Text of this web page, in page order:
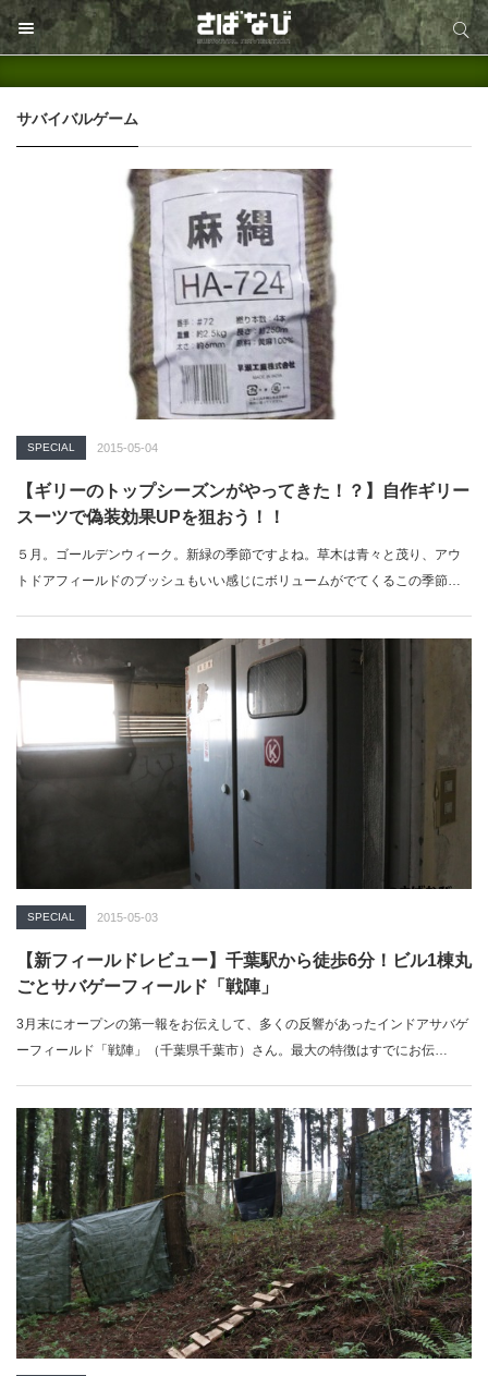
サイト内検索
サバイバルゲーム
SPECIAL 2015-05-04
【ギリーのトップシーズンがやってきた！？】自作ギリー
スーツで偽装効果UPを狙おう！！
５月。ゴールデンウィーク。新緑の季節ですよね。草木は青々と茂り、アウ
トドアフィールドのブッシュもいい感じにボリュームがでてくるこの季節、
SPECIAL 2015-05-03
【新フィールドレビュー】千葉駅から徒歩6分！ビル1棟丸
ごとサバゲーフィールド「戦陣」
3月末にオープンの第一報をお伝えして、多くの反響があったインドアサバゲ
ーフィールド「戦陣」（千葉県千葉市）さん。最大の特徴はすでにお伝…
サイト内検索